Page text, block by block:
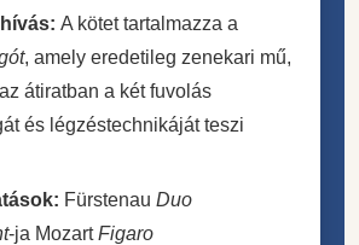
A kötet tartalmazza a
, amely eredetileg zenekari mű,
átiratban a két fuvolás
és légzéstechnikáját teszi
Fürstenau Duo
-ja MozartFigaro